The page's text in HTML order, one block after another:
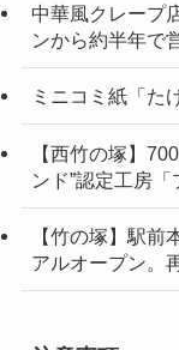
中華風クレープ
ンから約半年で
ミニコミ紙「た
【西竹の塚】
ンド”認定工房「
【竹の塚】駅
アルオープン。